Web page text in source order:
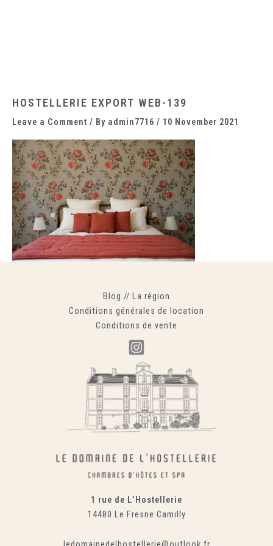
HOSTELLERIE EXPORT WEB-139
Leave a Comment / By admin7716 / 10 November 2021
Blog // La région
Conditions générales de location
Conditions de vente
1 rue de L’Hostellerie
14480 Le Fresne Camilly